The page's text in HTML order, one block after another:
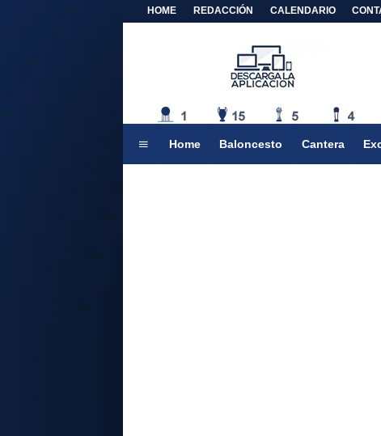
HOME REDACCIÓN CALENDARIO
Home Baloncesto Cantera